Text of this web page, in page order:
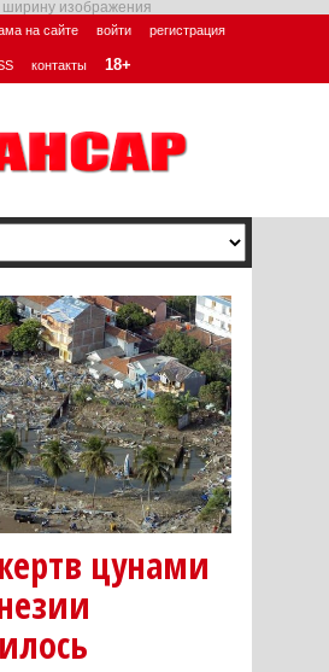
ширину изображения
на сайте войти регистрация
контакты 18+
цунами